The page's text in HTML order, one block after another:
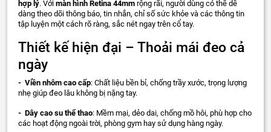
hợp lý. Với màn hình Retina 44mm rộng rãi, người dùng có thể dễ
dàng theo dõi thông báo, tin nhắn, chỉ số sức khỏe và các thông tin
tập luyện một cách rõ ràng, sắc nét ngay trên cổ tay.
Thiết kế hiện đại – Thoải mái đeo cả
ngày
- Viền nhôm cao cấp: Chất liệu bền bỉ, chống trầy xước, trọng lượng
nhẹ giúp đeo lâu không bị nặng tay.
- Dây cao su thể thao: Mềm mại, dẻo dai, chống mồ hôi, phù hợp cho
các hoạt động ngoài trời, phòng gym hay sử dụng hàng ngày.